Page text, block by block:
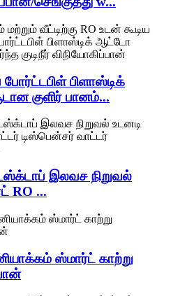
பிளாஸ்டிக்
குளிர் பானம்...
இலவச நிறுவல்
RO ...
ஸ்மார்ட் காற்று